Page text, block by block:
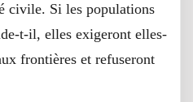
civile. Si les populations
t-il, elles exigeront elles-
frontières et refuseront